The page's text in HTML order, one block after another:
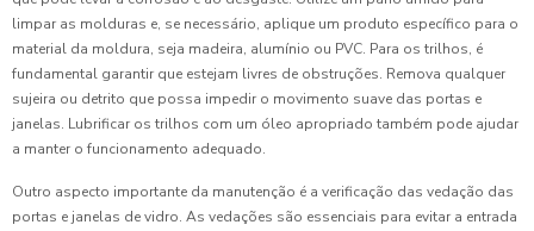
limpar as molduras e, se necessário, aplique um produto específico para o
material da moldura, seja madeira, alumínio ou PVC. Para os trilhos, é
fundamental garantir que estejam livres de obstruções. Remova qualquer
sujeira ou detrito que possa impedir o movimento suave das portas e
janelas. Lubrificar os trilhos com um óleo apropriado também pode ajudar
a manter o funcionamento adequado.
Outro aspecto importante da manutenção é a verificação das vedação das
portas e janelas de vidro. As vedações são essenciais para evitar a entrada